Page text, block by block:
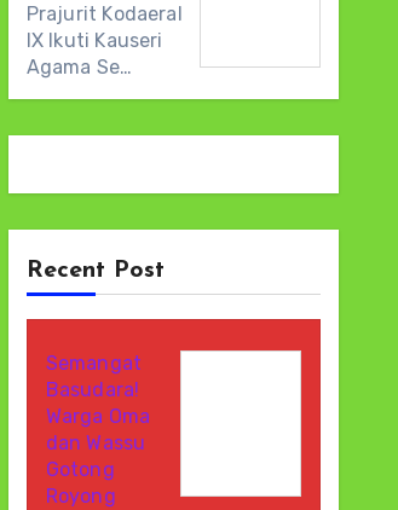
Prajurit Kodaeral
IX Ikuti Kauseri
Agama Se…
Recent Post
Semangat
Basudara!
Warga Oma
dan Wassu
Gotong
Royong